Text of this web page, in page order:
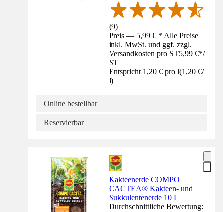
(9)
Preis — 5,99 € * Alle Preise
inkl. MwSt. und ggf. zzgl.
Versandkosten pro ST5,99 €*/
ST
Entspricht 1,20 € pro l(1,20 €/
l)
Online bestellbar
Reservierbar
Kakteenerde COMPO
CACTEA® Kakteen- und
Sukkulentenerde 10 L
Durchschnittliche Bewertung: